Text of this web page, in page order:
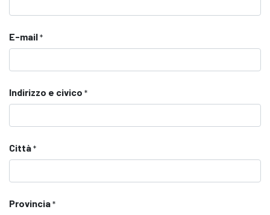
E-mail*
Indirizzo e civico *
Città*
Provincia*